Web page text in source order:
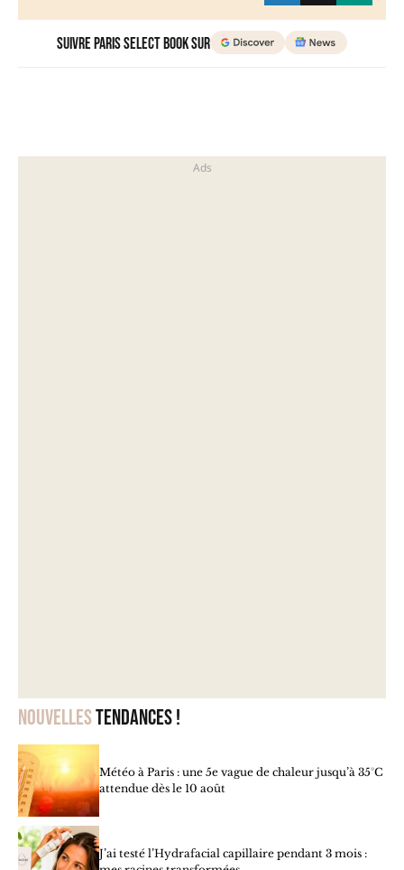
Nouvellestendances !
Météo à Paris : une 5e vague de chaleur jusqu’à 35°C
attendue dès le 10 août
J’ai testé l’Hydrafacial capillaire pendant 3 mois :
Suivre Paris Select Book sur